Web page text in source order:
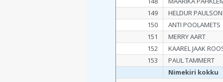
149
HELDUR PAULSON
150
ANTI POOLAMETS
151
MERRY AART
152
KAAREL JAAK
153
PAUL TAMMERT
Nimekiri kokku